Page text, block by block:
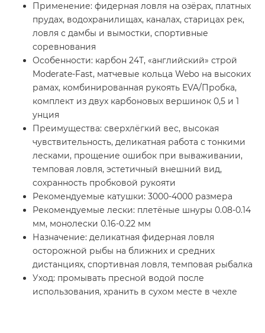
Применение: фидерная ловля на озёрах, платных
прудах, водохранилищах, каналах, старицах рек,
ловля с дамбы и вымостки, спортивные
соревнования
Особенности: карбон 24T, «английский» строй
Moderate-Fast, матчевые кольца Webo на высоких
рамах, комбинированная рукоять EVA/Пробка,
комплект из двух карбоновых вершинок 0,5 и 1
унция
Преимущества: сверхлёгкий вес, высокая
чувствительность, деликатная работа с тонкими
лесками, прощение ошибок при вываживании,
темповая ловля, эстетичный внешний вид,
сохранность пробковой рукояти
Рекомендуемые катушки: 3000-4000 размера
Рекомендуемые лески: плетёные шнуры 0.08-0.14
мм, монолески 0.16-0.22 мм
Назначение: деликатная фидерная ловля
осторожной рыбы на ближних и средних
дистанциях, спортивная ловля, темповая рыбалка
Уход: промывать пресной водой после
использования, хранить в сухом месте в чехле